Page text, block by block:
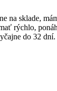
na sklade,
rýchlo,
do 32 dní.